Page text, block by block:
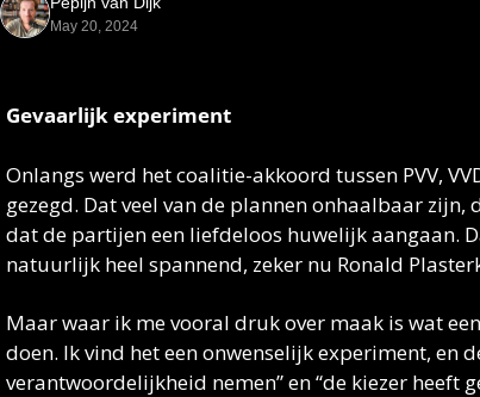
May 20, 2024
Gevaarlijk experiment
Onlangs werd het coalitie-akkoord tussen PVV,
gezegd. Dat veel van de plannen onhaalbaar
dat de partijen een liefdeloos huwelijk aangaan.
natuurlijk heel spannend, zeker nu Ronald
Maar waar ik me vooral druk over maak is wat
doen. Ik vind het een onwenselijk experiment, en
verantwoordelijkheid nemen” en “de kiezer heeft